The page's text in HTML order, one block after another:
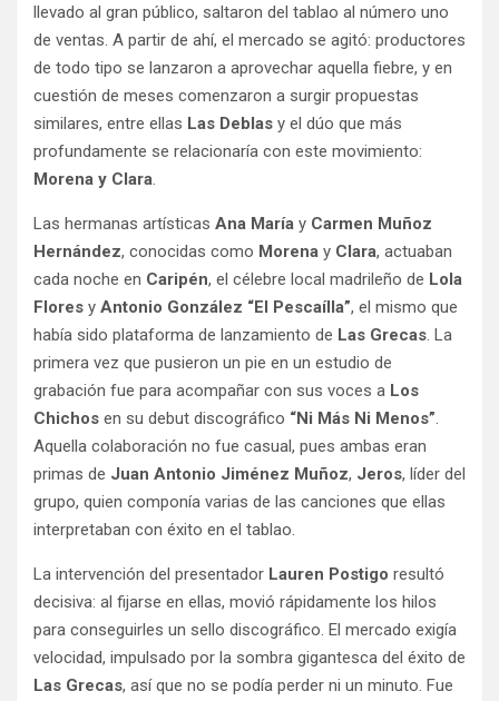
llevado al gran público, saltaron del tablao al número uno
de ventas. A partir de ahí, el mercado se agitó: productores
de todo tipo se lanzaron a aprovechar aquella fiebre, y en
cuestión de meses comenzaron a surgir propuestas
similares, entre ellas Las Deblas y el dúo que más
profundamente se relacionaría con este movimiento:
Morena y Clara.
Las hermanas artísticas Ana María y Carmen Muñoz
Hernández, conocidas como Morena y Clara, actuaban
cada noche en Caripén, el célebre local madrileño de Lola
Flores y Antonio González “El Pescaílla”, el mismo que
había sido plataforma de lanzamiento de Las Grecas. La
primera vez que pusieron un pie en un estudio de
grabación fue para acompañar con sus voces a Los
Chichos en su debut discográfico “Ni Más Ni Menos”.
Aquella colaboración no fue casual, pues ambas eran
primas de Juan Antonio Jiménez Muñoz, Jeros, líder del
grupo, quien componía varias de las canciones que ellas
interpretaban con éxito en el tablao.
La intervención del presentador Lauren Postigo resultó
decisiva: al fijarse en ellas, movió rápidamente los hilos
para conseguirles un sello discográfico. El mercado exigía
velocidad, impulsado por la sombra gigantesca del éxito de
Las Grecas, así que no se podía perder ni un minuto. Fue